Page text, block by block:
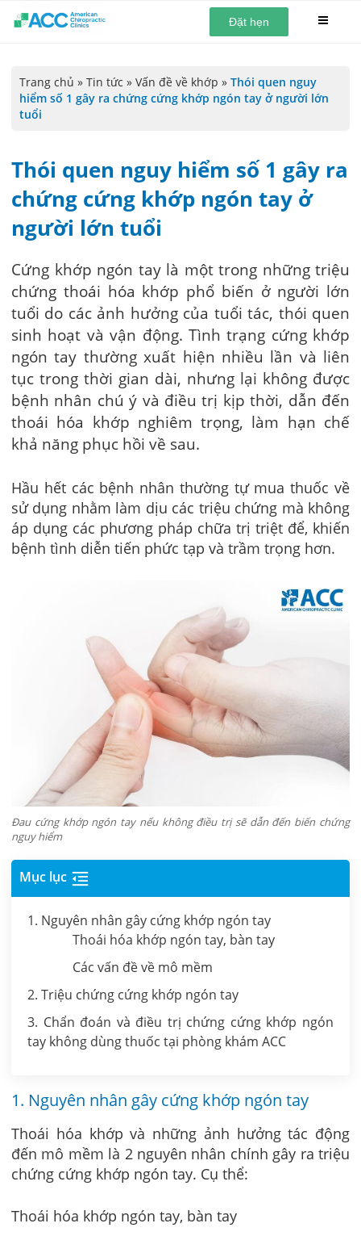
Đặt hẹn
Trang chủ » Tin tức » Vấn đề về khớp » Thói quen nguy
hiểm số 1 gây ra chứng cứng khớp ngón tay ở người lớn
tuổi
Thói quen nguy hiểm số 1 gây ra
chứng cứng khớp ngón tay ở
người lớn tuổi
Cứng khớp ngón tay là một trong những triệu
chứng thoái hóa khớp phổ biến ở người lớn
tuổi do các ảnh hưởng của tuổi tác, thói quen
sinh hoạt và vận động. Tình trạng cứng khớp
ngón tay thường xuất hiện nhiều lần và liên
tục trong thời gian dài, nhưng lại không được
bệnh nhân chú ý và điều trị kịp thời, dẫn đến
thoái hóa khớp nghiêm trọng, làm hạn chế
khả năng phục hồi về sau.
Hầu hết các bệnh nhân thường tự mua thuốc về
sử dụng nhằm làm dịu các triệu chứng mà không
áp dụng các phương pháp chữa trị triệt để, khiến
bệnh tình diễn tiến phức tạp và trầm trọng hơn.
Đau cứng khớp ngón tay nếu không điều trị sẽ dẫn đến biến chứng
nguy hiểm
Mục lục
1. Nguyên nhân gây cứng khớp ngón tay
Thoái hóa khớp ngón tay, bàn tay
Các vấn đề về mô mềm
2. Triệu chứng cứng khớp ngón tay
3. Chẩn đoán và điều trị chứng cứng khớp ngón
tay không dùng thuốc tại phòng khám ACC
1. Nguyên nhân gây cứng khớp ngón tay
Thoái hóa khớp và những ảnh hưởng tác động
đến mô mềm là 2 nguyên nhân chính gây ra triệu
chứng cứng khớp ngón tay. Cụ thể:
Thoái hóa khớp ngón tay, bàn tay